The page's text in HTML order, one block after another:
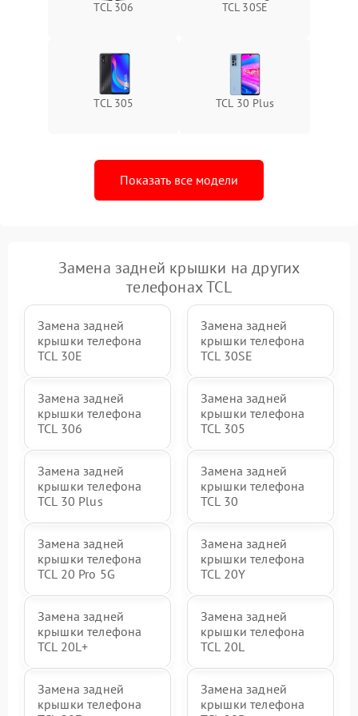
TCL 306 TCL 30SE
TCL 305 TCL 30 Plus
Показать все модели
Замена задней крышки на других
телефонах TCL
Замена задней
крышки телефона
TCL 30Е
Замена задней
крышки телефона
TCL 30SE
Замена задней
крышки телефона
TCL 306
Замена задней
крышки телефона
TCL 305
Замена задней
крышки телефона
TCL 30 Plus
Замена задней
крышки телефона
TCL 30
Замена задней
крышки телефона
TCL 20 Pro 5G
Замена задней
крышки телефона
TCL 20Y
Замена задней
крышки телефона
TCL 20L+
Замена задней
крышки телефона
TCL 20L
Замена задней
крышки телефона
Замена задней
крышки телефона